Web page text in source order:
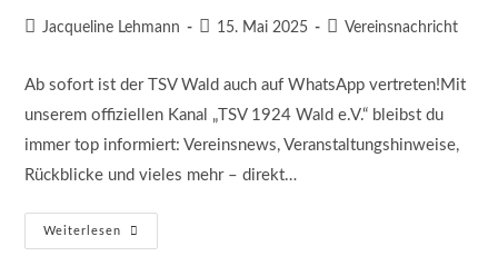
Beitrags-
Jacqueline Lehmann
Beitrag
15. Mai 2025
Beitrags-
Vereinsnachricht
Ab sofort ist der TSV Wald auch auf WhatsApp vertreten!Mit
unserem offiziellen Kanal „TSV 1924 Wald e.V.“ bleibst du
immer top informiert: Vereinsnews, Veranstaltungshinweise,
Rückblicke und vieles mehr – direkt…
Weiterlesen
Jetzt
Neu: